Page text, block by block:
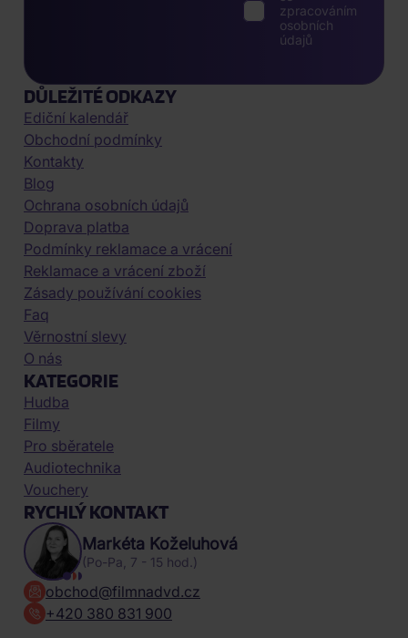
zpracováním
osobních
údajů
DŮLEŽITÉ ODKAZY
Ediční kalendář
Obchodní podmínky
Kontakty
Blog
Ochrana osobních údajů
Doprava platba
Podmínky reklamace a vrácení
Reklamace a vrácení zboží
Zásady používání cookies
Faq
Věrnostní slevy
O nás
KATEGORIE
Hudba
Filmy
Pro sběratele
Audiotechnika
Vouchery
RYCHLÝ KONTAKT
Markéta Koželuhová
(Po-Pa, 7 - 15 hod.)
obchod@filmnadvd.cz
+420 380 831 900